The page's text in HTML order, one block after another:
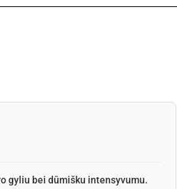
gyliu bei dūmišku intensyvumu.